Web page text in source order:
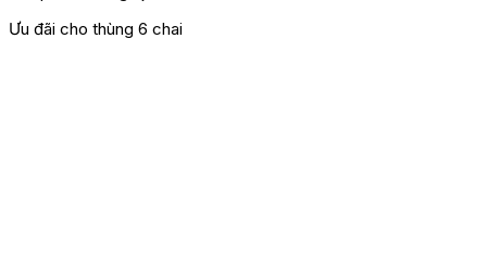
Ưu đãi cho thùng 6 chai